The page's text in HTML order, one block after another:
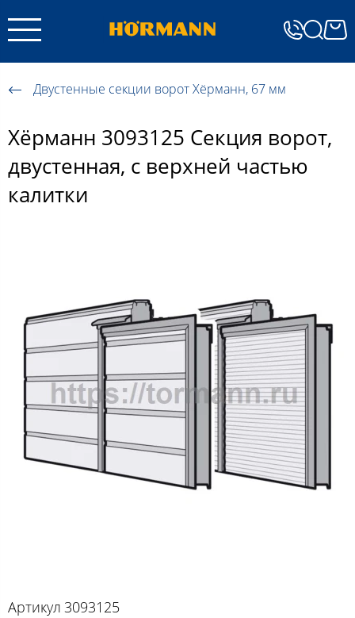
Двустенные секции ворот Хёрманн, 67 мм
Хёрманн 3093125 Секция ворот,
двустенная, с верхней частью
калитки
Артикул 3093125